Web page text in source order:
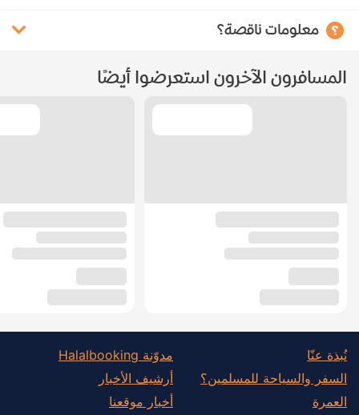
معلومات ناقصة؟
المسافرون الآخرون استعرضوا أيضًا
نُبذة عنّا
السفر والسياحة للمسلمين؟
العمرة
مدوّنة Halalbooking
أرشيف الأخبار
أخبار موقعنا